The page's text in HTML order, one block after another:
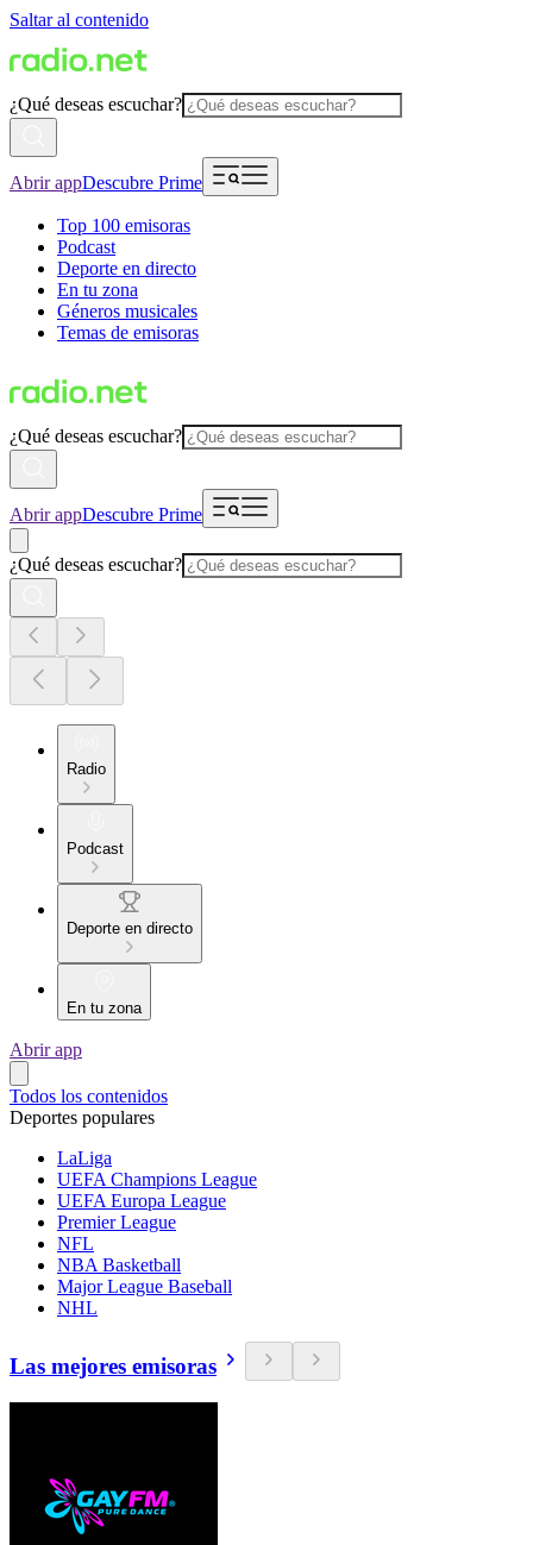
Saltar al contenido
¿Qué deseas escuchar?
Abrir appDescubre Prime
Top 100 emisoras
Podcast
Deporte en directo
En tu zona
Géneros musicales
Temas de emisoras
¿Qué deseas escuchar?
Abrir appDescubre Prime
¿Qué deseas escuchar?
Radio
Podcast
Deporte en directo
En tu zona
Abrir app
Todos los contenidos
Deportes populares
LaLiga
UEFA Champions League
UEFA Europa League
Premier League
NFL
NBA Basketball
Major League Baseball
NHL
Las mejores emisoras